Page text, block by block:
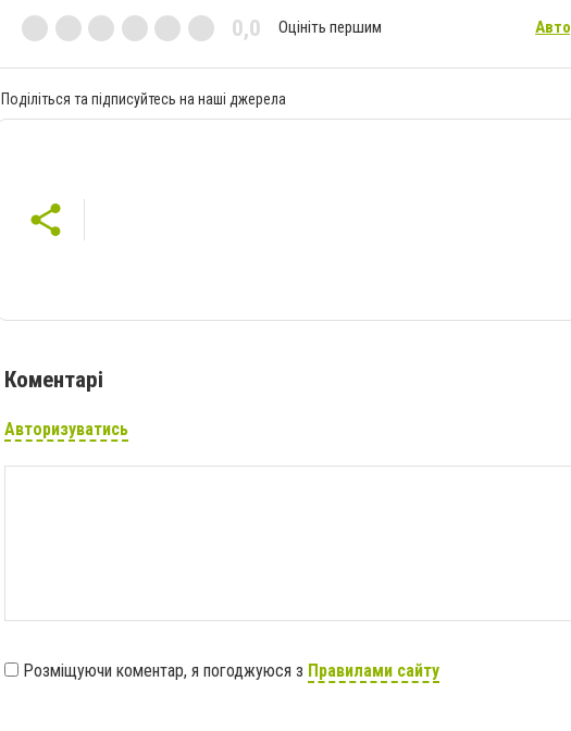
0,0 Оцініть першим
Поділіться та підписуйтесь на наші джерела
Коментарі
Авторизуватись
Розміщуючи коментар, я погоджуюся з Правилами сайту